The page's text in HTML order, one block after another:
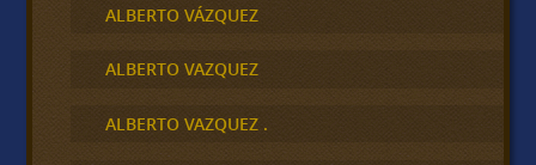
ALBERTO VÁZQUEZ
ALBERTO VAZQUEZ
ALBERTO VAZQUEZ .